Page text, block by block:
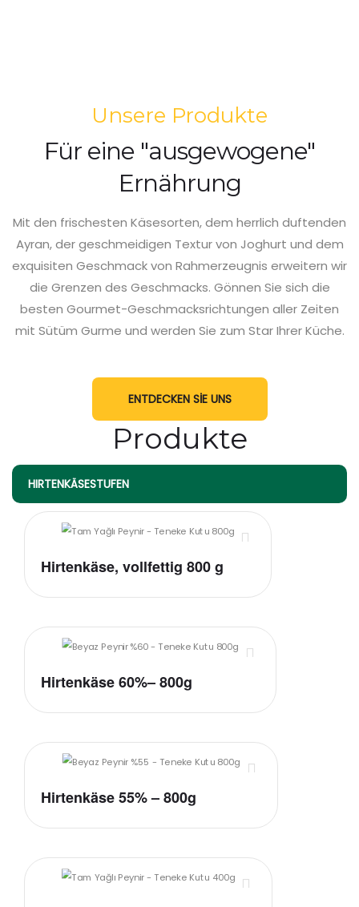
Unsere Produkte
Für eine "ausgewogene"
Ernährung
Mit den frischesten Käsesorten, dem herrlich duftenden
Ayran, der geschmeidigen Textur von Joghurt und dem
exquisiten Geschmack von Rahmerzeugnis erweitern wir
die Grenzen des Geschmacks. Gönnen Sie sich die
besten Gourmet-Geschmacksrichtungen aller Zeiten
mit Sütüm Gurme und werden Sie zum Star Ihrer Küche.
ENTDECKEN SİE UNS
Produkte
HIRTENKÄSESTUFEN
Hirtenkäse, vollfettig 800 g
Hirtenkäse 60%– 800g
Hirtenkäse 55% – 800g